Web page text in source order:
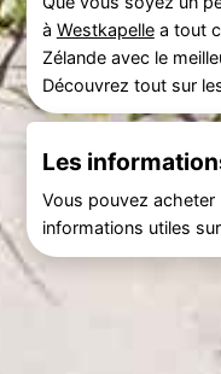
à Westkapellea tout
Zélande avec le
Découvrez tout sur
Les
Vous pouvez
informations utiles